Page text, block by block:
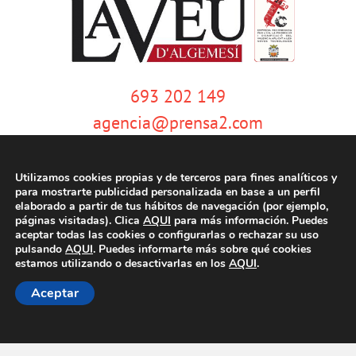
693 202 149
agencia@prensa2.com
© Copyright 2020 | La Veu d'Algemesí | Tots els drets reservats |
Utilizamos cookies propias y de terceros para fines analíticos y
para mostrarte publicidad personalizada en base a un perfil
elaborado a partir de tus hábitos de navegación (por ejemplo,
páginas visitadas). Clica AQUI para más información. Puedes
aceptar todas las cookies o configurarlas o rechazar su uso
pulsando AQUI. Puedes informarte más sobre qué cookies
estamos utilizando o desactivarlas en los AQUI.
Aceptar